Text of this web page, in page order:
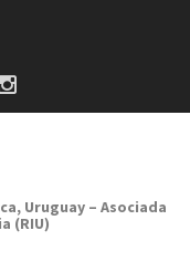
Uruguay – Asociada
(RIU)